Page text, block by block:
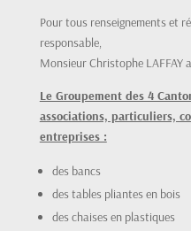
Pour tous renseignements et
responsable,
Monsieur Christophe LAFFAY
Le Groupement des 4
associations, particuliers,
entreprises :
des bancs
des tables pliantes en bois
des chaises en plastiques